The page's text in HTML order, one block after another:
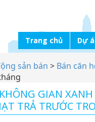
Trang chủ Dự
sản bán > Bán căn
GIAN
TRẢ TRƯỚC